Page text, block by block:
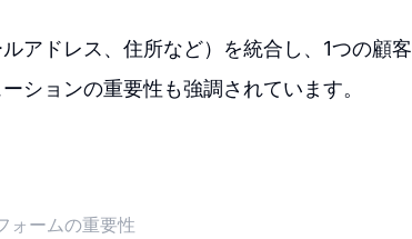
アドレス、住所など）を統合し、1つの顧客
ションの重要性も強調されています。
ォームの重要性